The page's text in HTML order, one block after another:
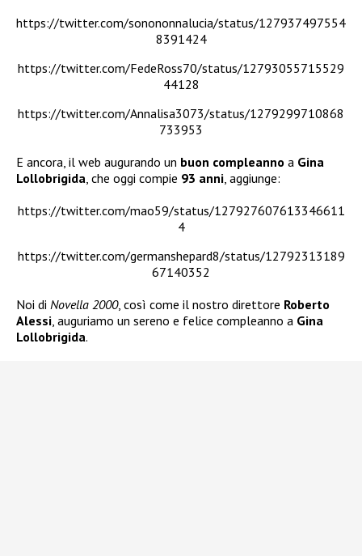
https://twitter.com/sonononnalucia/status/127937497554
8391424
https://twitter.com/FedeRoss70/status/12793055715529
44128
https://twitter.com/Annalisa3073/status/1279299710868
733953
E ancora, il web augurando un buon compleanno a Gina
Lollobrigida, che oggi compie 93 anni, aggiunge:
https://twitter.com/mao59/status/127927607613346611
4
https://twitter.com/germanshepard8/status/12792313189
67140352
Noi di Novella 2000, così come il nostro direttore Roberto
Alessi, auguriamo un sereno e felice compleanno a Gina
Lollobrigida.